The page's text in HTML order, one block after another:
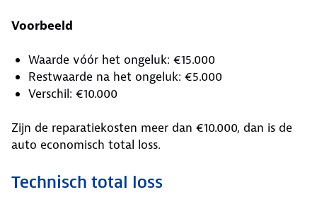
Voorbeeld
Waarde vóór het ongeluk: €15.000
Restwaarde na het ongeluk: €5.000
Verschil: €10.000
Zijn de reparatiekosten meer dan €10.000, dan is de
auto economisch total loss.
Technisch total loss